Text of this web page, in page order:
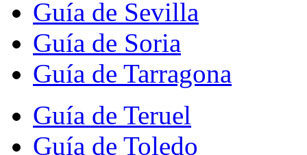
Guía de Sevilla
Guía de Soria
Guía de Tarragona
Guía de Teruel
Guía de Toledo